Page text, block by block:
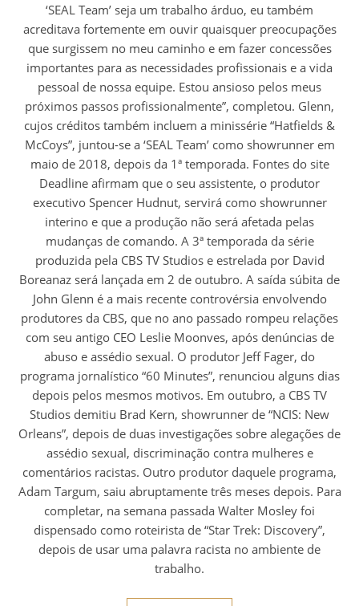
‘SEAL Team’ seja um trabalho árduo, eu também
acreditava fortemente em ouvir quaisquer preocupações
que surgissem no meu caminho e em fazer concessões
importantes para as necessidades profissionais e a vida
pessoal de nossa equipe. Estou ansioso pelos meus
próximos passos profissionalmente”, completou. Glenn,
cujos créditos também incluem a minissérie “Hatfields &
McCoys”, juntou-se a ‘SEAL Team’ como showrunner em
maio de 2018, depois da 1ª temporada. Fontes do site
Deadline afirmam que o seu assistente, o produtor
executivo Spencer Hudnut, servirá como showrunner
interino e que a produção não será afetada pelas
mudanças de comando. A 3ª temporada da série
produzida pela CBS TV Studios e estrelada por David
Boreanaz será lançada em 2 de outubro. A saída súbita de
John Glenn é a mais recente controvérsia envolvendo
produtores da CBS, que no ano passado rompeu relações
com seu antigo CEO Leslie Moonves, após denúncias de
abuso e assédio sexual. O produtor Jeff Fager, do
programa jornalístico “60 Minutes”, renunciou alguns dias
depois pelos mesmos motivos. Em outubro, a CBS TV
Studios demitiu Brad Kern, showrunner de “NCIS: New
Orleans”, depois de duas investigações sobre alegações de
assédio sexual, discriminação contra mulheres e
comentários racistas. Outro produtor daquele programa,
Adam Targum, saiu abruptamente três meses depois. Para
completar, na semana passada Walter Mosley foi
dispensado como roteirista de “Star Trek: Discovery”,
depois de usar uma palavra racista no ambiente de
trabalho.